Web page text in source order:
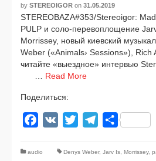
by STEREOIGOR on 31.05.2019
STEREOBAZA#353/Stereoigor:
PULP и соло-перевоплощение
Morrissey, новый киев­ский
Weber («Animals› Sessions»),
читайте «выезд­ное»
Read More
Поделиться:
Facebook
VK Twitter Telegram
audio Denys Weber, Jarv Is Morrissey,